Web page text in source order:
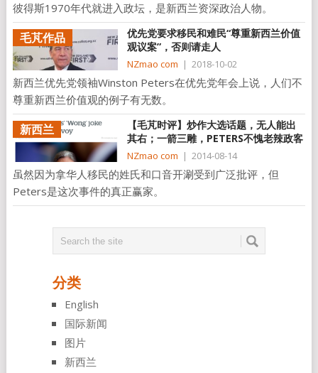
彼得斯1970年代就进入政坛，是新西兰资深政治人物。
毛芃作品
优先党要求移民和难民“尊重新西兰价值
观议案”，否则请走人
NZmao com | 2018-10-02
新西兰优先党领袖Winston Peters在优先党年会上说，人们不
尊重新西兰价值观的例子有无数。
新西兰
【毛芃时评】炒作大选话题，无人能出
其右；一箭三雕，PETERS不愧老辣政客
NZmao com | 2014-08-14
虽然因为拿华人移民的姓氏和口音开涮受到广泛批评，但
Peters是这次事件的真正赢家。
分类
English
国际新闻
图片
新西兰